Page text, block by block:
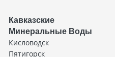
Кавказские
Минеральные Воды
Кисловодск
Пятигорск